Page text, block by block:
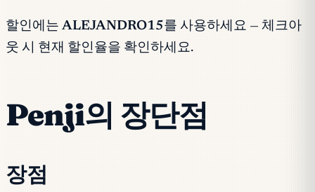
할인에는ALEJANDRO15를 사용하세요 — 체크아
웃 시 현재 할인율을 확인하세요.
Penji의 장단점
장점